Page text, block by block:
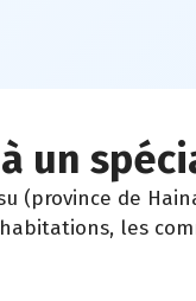
un
(province de
les